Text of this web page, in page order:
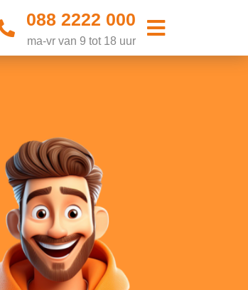
088 2222 000
ma-vr van 9 tot 18 uur